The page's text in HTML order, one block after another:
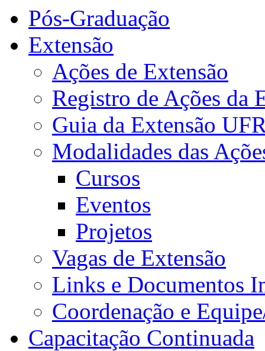
Pós-Graduação
Extensão
Ações de Extensão
Registro de Ações da
Guia da Extensão
Modalidades das
Cursos
Eventos
Projetos
Vagas de Extensão
Links e Documentos
Coordenação e
Capacitação Continuada